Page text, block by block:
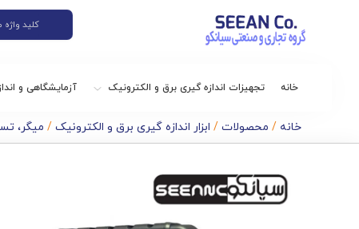
خانه تجهیزات اندازه گیری برق و الکترونیک آزمایشگاهی و
خانه / محصولات / ابزار اندازه گیری برق و الکترونیک / میگر،